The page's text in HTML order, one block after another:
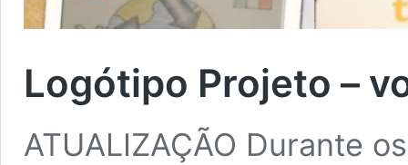
Logótipo Projeto –
ATUALIZAÇÃO Durante